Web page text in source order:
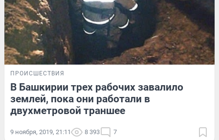
ПРОИСШЕСТВИЯ
В Башкирии трех рабочих завалило
землей, пока они работали в
двухметровой траншее
9 ноября, 2019, 21:11 8 393 7